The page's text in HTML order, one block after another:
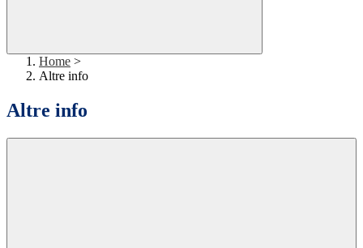
Home >
Altre info
Altre info